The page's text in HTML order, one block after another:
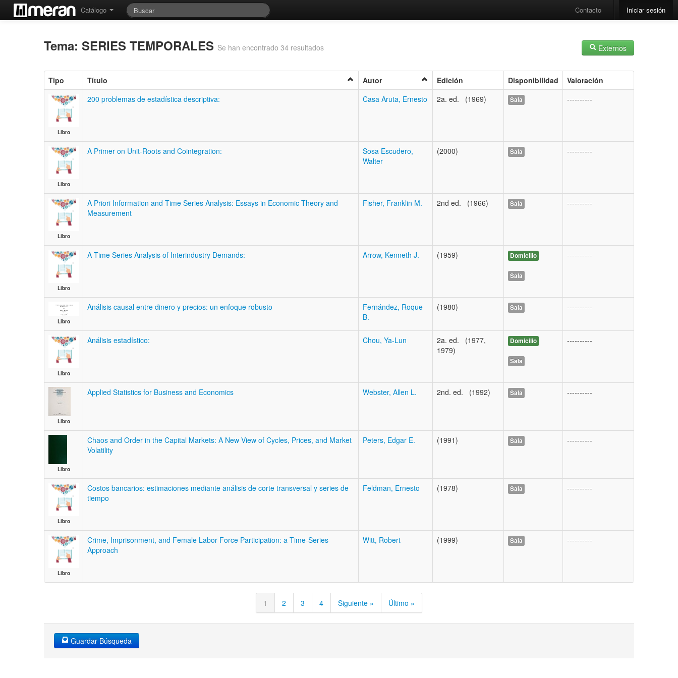
Catálogo Contacto Iniciar sesión
Externos
Tema: SERIES TEMPORALES Se han encontrado 34 resultados
Tipo Título Autor Edición Disponibilidad Valoración
Libro
200 problemas de estadística descriptiva: Casa Aruta, Ernesto 2a. ed. (1969) Sala ----------
Libro
A Primer on Unit-Roots and Cointegration:
Sosa Escudero,
Walter
(2000) Sala ----------
Libro
A Priori Information and Time Series Analysis: Essays in Economic Theory and
Measurement
Fisher, Franklin M. 2nd ed. (1966) Sala ----------
Libro
A Time Series Analysis of Interindustry Demands: Arrow, Kenneth J. (1959) Domicilio
Sala
----------
Libro
Análisis causal entre dinero y precios: un enfoque robusto
Fernández, Roque
B.
(1980) Sala ----------
Libro
Análisis estadístico: Chou, Ya-Lun
2a. ed. (1977,
1979)
Domicilio
Sala
----------
Libro
Applied Statistics for Business and Economics Webster, Allen L. 2nd. ed. (1992) Sala ----------
Libro
Chaos and Order in the Capital Markets: A New View of Cycles, Prices, and Market
Volatility
Peters, Edgar E. (1991) Sala ----------
Libro
Costos bancarios: estimaciones mediante análisis de corte transversal y series de
tiempo
Feldman, Ernesto (1978) Sala ----------
Libro
Crime, Imprisonment, and Female Labor Force Participation: a Time-Series
Approach
Witt, Robert (1999) Sala ----------
1 2 3 4 Siguiente » Último »
Guardar Búsqueda